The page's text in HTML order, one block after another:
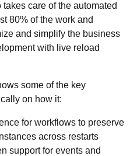
care of the automated
80% of the work and
and simplify the business
with live reload
some of the key
on how it:
for workflows to preserve
across restarts
support for events and